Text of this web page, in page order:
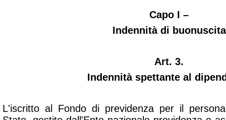
Capo I –
Indennità di buonuscita
Art. 3.
Indennità spettante al
L'iscritto al Fondo di previdenza per il